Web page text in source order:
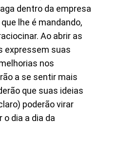
dentro da empresa
lhe é mandando,
Ao abrir as
expressem suas
nos
a se sentir mais
que suas ideias
poderão virar
o dia a dia da